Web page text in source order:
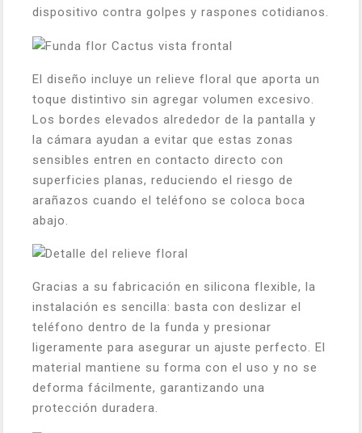
dispositivo contra golpes y raspones cotidianos.
El diseño incluye un relieve floral que aporta un
toque distintivo sin agregar volumen excesivo.
Los bordes elevados alrededor de la pantalla y
la cámara ayudan a evitar que estas zonas
sensibles entren en contacto directo con
superficies planas, reduciendo el riesgo de
arañazos cuando el teléfono se coloca boca
abajo.
Gracias a su fabricación en silicona flexible, la
instalación es sencilla: basta con deslizar el
teléfono dentro de la funda y presionar
ligeramente para asegurar un ajuste perfecto. El
material mantiene su forma con el uso y no se
deforma fácilmente, garantizando una
protección duradera.